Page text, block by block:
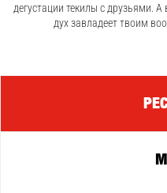
дегустации текилы с друзьями.
дух завладеет твоим